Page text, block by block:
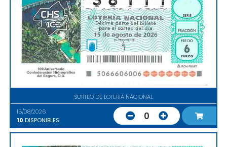
SORTEO DE LOTERIA NACIONAL
15/08/2026
10 DISPONIBLES 0